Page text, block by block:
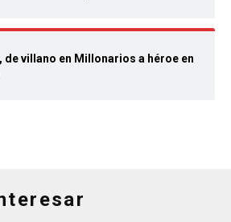
de villano en Millonarios a héroe en